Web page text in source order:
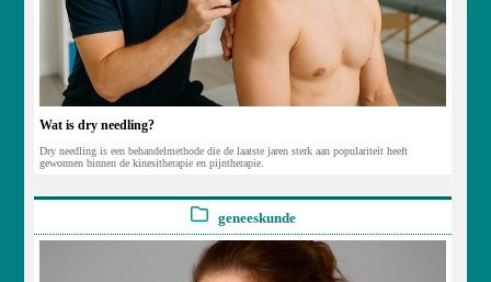
Wat is dry needling?
Dry needling is een behandelmethode die de laatste jaren sterk aan populariteit heeft
gewonnen binnen de kinesitherapie en pijntherapie.
geneeskunde